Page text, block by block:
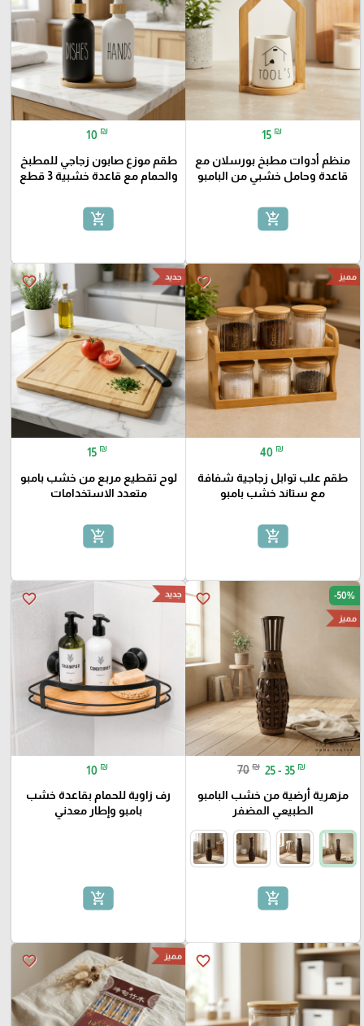
15 ₪
منظم أدوات مطبخ بورسلان مع
قاعدة وحامل خشبي من البامبو
add_shopping_cart
10 ₪
طقم موزع صابون زجاجي للمطبخ
والحمام مع قاعدة خشبية 3 قطع
add_shopping_cart
favorite_border مميز
40 ₪
طقم علب توابل زجاجية شفافة
مع ستاند خشب بامبو
add_shopping_cart
favorite_border جديد
15 ₪
لوح تقطيع مربع من خشب بامبو
متعدد الاستخدامات
add_shopping_cart
favorite_border -50%
مميز
70 ₪ 25 - 35 ₪
مزهرية أرضية من خشب البامبو
الطبيعي المضفر
add_shopping_cart
favorite_border جديد
10 ₪
رف زاوية للحمام بقاعدة خشب
بامبو وإطار معدني
add_shopping_cart
favorite_border
favorite_border مميز